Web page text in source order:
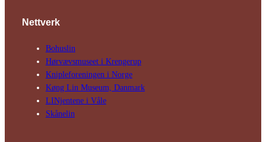
Nettverk
Bohuslin
Hørvævs­museet i Krengerup
Kniple­foreningen i Norge
Køng Lin Museum, Danmark
LINjentene i Våle
Skånelin